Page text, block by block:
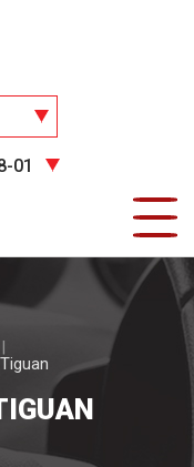
01